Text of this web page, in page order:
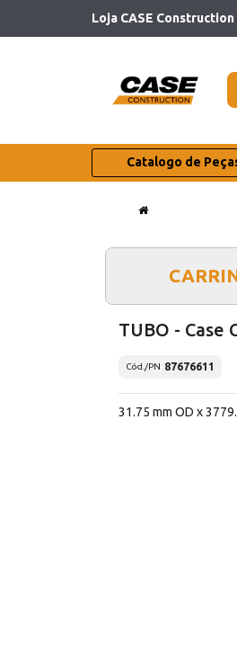
Loja CASE
Catalogo de
TUBO - Case
Cód./PN 87676611
31.75 mm OD x